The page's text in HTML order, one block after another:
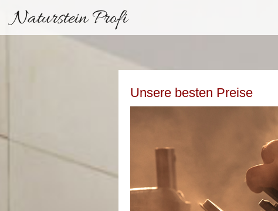
Naturstein Profi
Unsere besten Preise